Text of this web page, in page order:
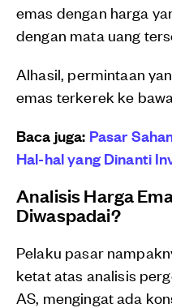
emas dengan harga
dengan mata uang
Alhasil, permintaan
emas terkerek ke
Baca juga: Pasar
Hal-hal yang Dinanti
Analisis Harga
Diwaspadai?
Pelaku pasar
ketat atas analisis
AS, mengingat ada